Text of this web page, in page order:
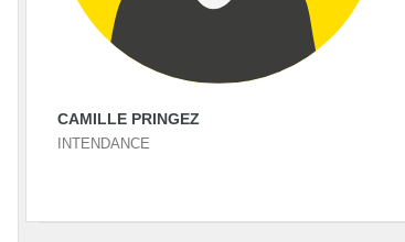
CAMILLE PRINGEZ
INTENDANCE